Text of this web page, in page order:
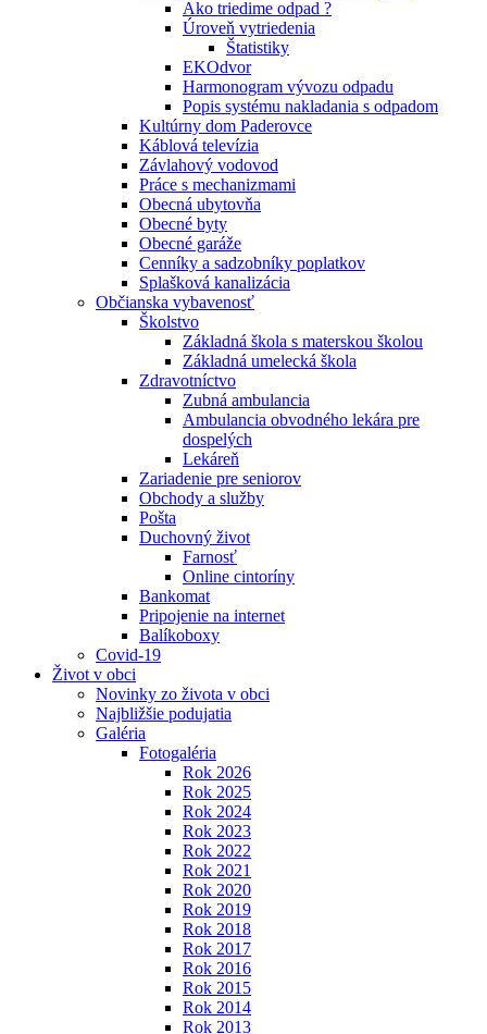
Ako triedime odpad ?
Úroveň vytriedenia
Štatistiky
EKOdvor
Harmonogram vývozu odpadu
Popis systému nakladania s odpadom
Kultúrny dom Paderovce
Káblová televízia
Závlahový vodovod
Práce s mechanizmami
Obecná ubytovňa
Obecné byty
Obecné garáže
Cenníky a sadzobníky poplatkov
Splašková kanalizácia
Občianska vybavenosť
Školstvo
Základná škola s materskou školou
Základná umelecká škola
Zdravotníctvo
Zubná ambulancia
Ambulancia obvodného lekára pre
dospelých
Lekáreň
Zariadenie pre seniorov
Obchody a služby
Pošta
Duchovný život
Farnosť
Online cintoríny
Bankomat
Pripojenie na internet
Balíkoboxy
Covid-19
Život v obci
Novinky zo života v obci
Najbližšie podujatia
Galéria
Fotogaléria
Rok 2026
Rok 2025
Rok 2024
Rok 2023
Rok 2022
Rok 2021
Rok 2020
Rok 2019
Rok 2018
Rok 2017
Rok 2016
Rok 2015
Rok 2014
Rok 2013